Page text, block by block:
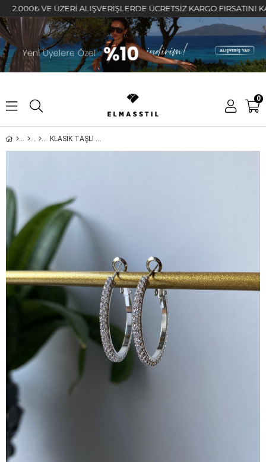
VE ÜZERİ ALIŞVERİŞLERDE ÜCRETSİZ KARGO FIRSATINI
0
KLASİK TAŞLI HALKA KÜPE 3CM